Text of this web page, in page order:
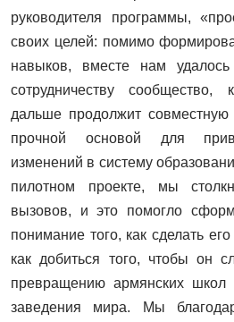
руководителя программы,
своих целей: помимо
навыков, вместе нам
сотрудничеству
дальше продолжит совместную
прочной основой для
изменений в систему
пилотном проекте, мы
вызовов, и это помогло
понимание того, как сделать
как добиться того, чтобы он
превращению армянских
заведения мира. Мы